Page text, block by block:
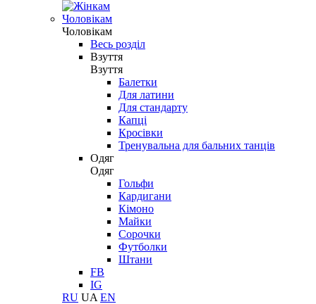
Чоловікам
Чоловікам
Весь розділ
Взуття
Взуття
Балетки
Для латини
Для стандарту
Капці
Кросівки
Тренувальна для бальних танців
Одяг
Одяг
Гольфи
Кардигани
Кімоно
Майки
Сорочки
Футболки
Штани
FB
IG
RU UA EN